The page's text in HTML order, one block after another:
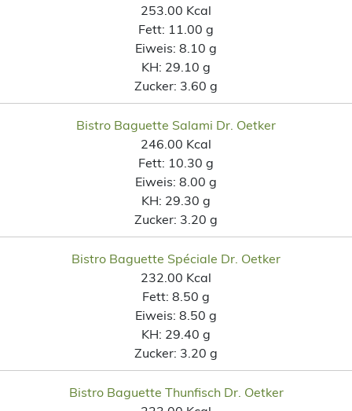
253.00 Kcal
Fett: 11.00 g
Eiweis: 8.10 g
KH: 29.10 g
Zucker: 3.60 g
Bistro Baguette Salami Dr. Oetker
246.00 Kcal
Fett: 10.30 g
Eiweis: 8.00 g
KH: 29.30 g
Zucker: 3.20 g
Bistro Baguette Spéciale Dr. Oetker
232.00 Kcal
Fett: 8.50 g
Eiweis: 8.50 g
KH: 29.40 g
Zucker: 3.20 g
Bistro Baguette Thunfisch Dr. Oetker